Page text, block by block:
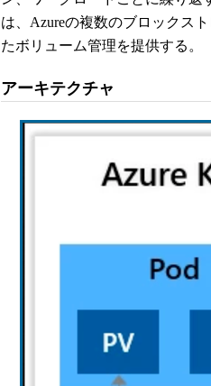
は、Azureの複数のブロックス
たボリューム管理を提供する。
アーキテクチャ